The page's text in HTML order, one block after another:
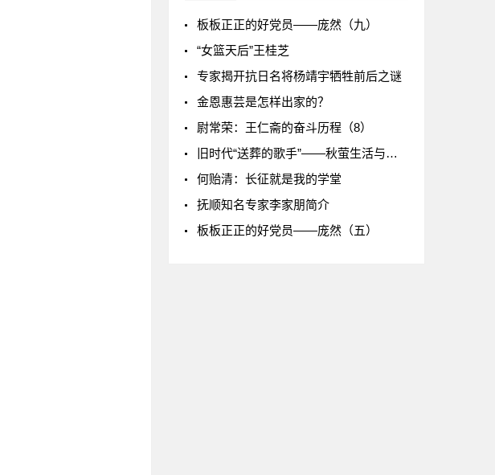
板板正正的好党员——庞然（九）
“女篮天后”王桂芝
专家揭开抗日名将杨靖宇牺牲前后之谜
金恩惠芸是怎样出家的？
尉常荣：王仁斋的奋斗历程（8）
旧时代“送葬的歌手”——秋萤生活与创作道路略论
何贻清：长征就是我的学堂
抚顺知名专家李家朋简介
板板正正的好党员——庞然（五）